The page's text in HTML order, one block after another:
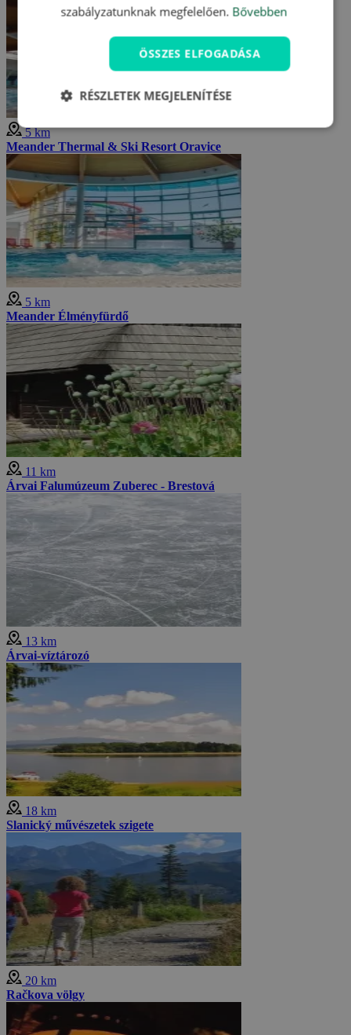
5 km
Meander Thermal & Ski Resort Oravice
5 km
Meander Élményfürdő
11 km
Árvai Falumúzeum Zuberec - Brestová
13 km
Árvai-víztározó
18 km
Slanický művészetek szigete
20 km
Račkova völgy
szabályzatunknak megfelelően. Bővebben
ÖSSZES ELFOGADÁSA
RÉSZLETEK MEGJELENÍTÉSE